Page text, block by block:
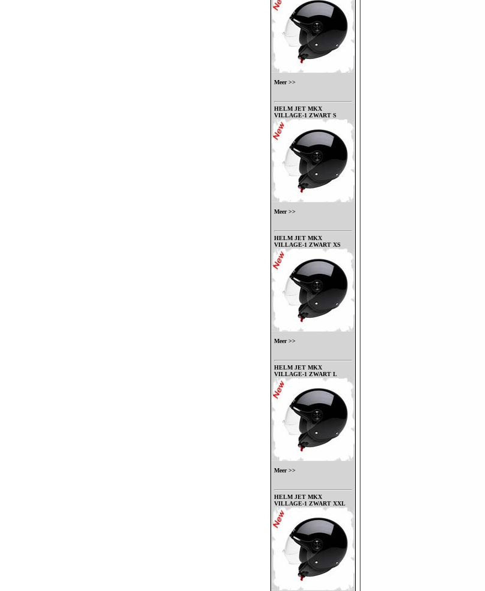
Meer >>
HELM JET MKX
VILLAGE-1 ZWART S
Meer >>
HELM JET MKX
VILLAGE-1 ZWART XS
Meer >>
HELM JET MKX
VILLAGE-1 ZWART L
Meer >>
HELM JET MKX
VILLAGE-1 ZWART XXL